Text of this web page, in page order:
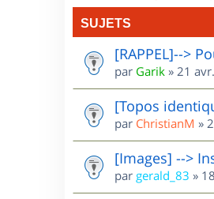
SUJETS
[RAPPEL]-->
par Garik » 21
[Topos
par ChristianM »
[Images] -->
par gerald_83 »